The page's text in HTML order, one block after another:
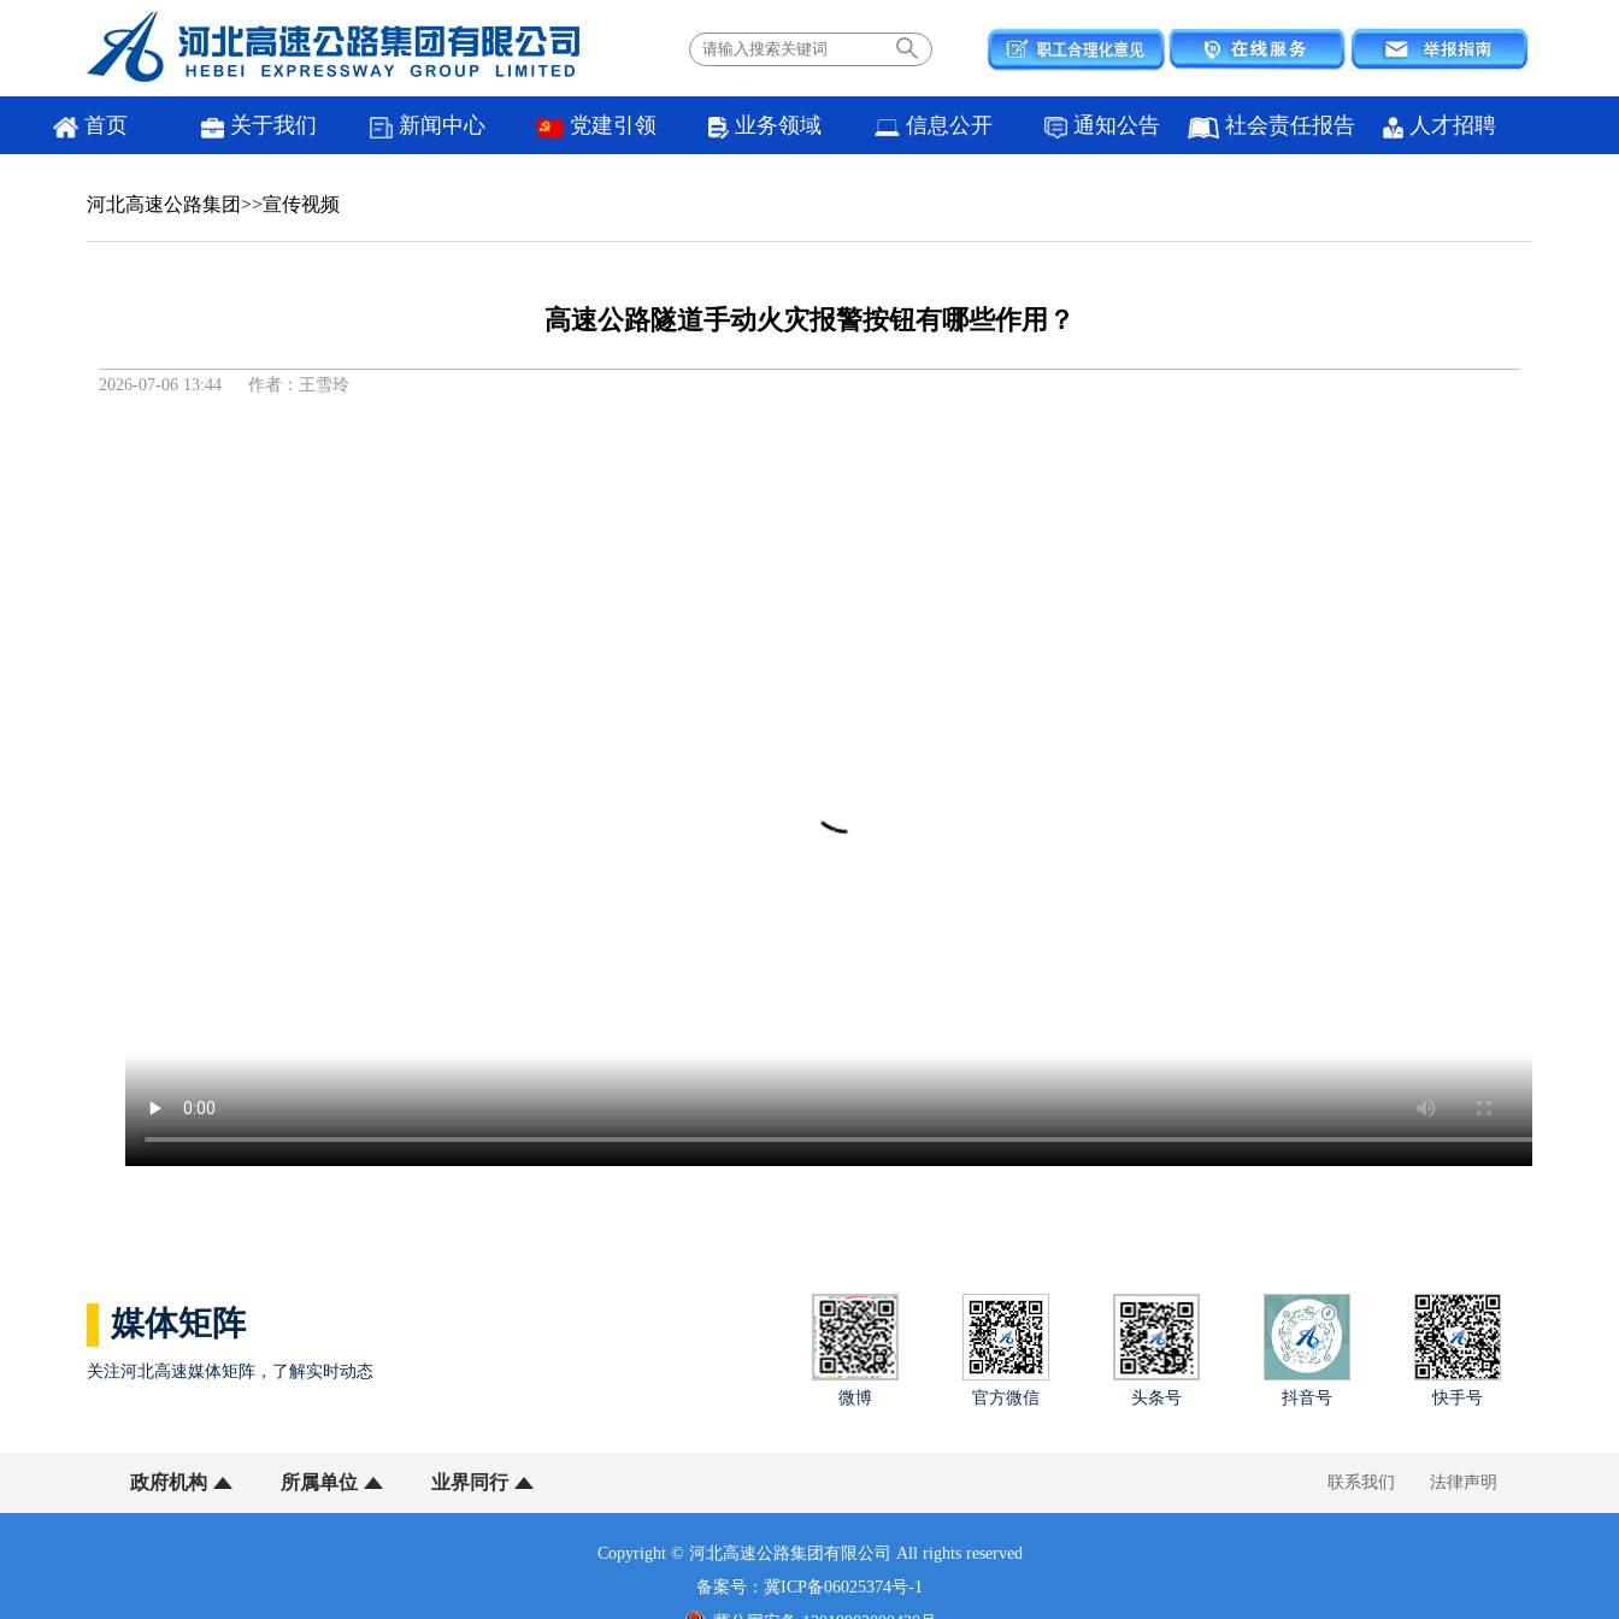
首页 关于我们 新闻中心 党建引领 业务领域 信息公开 通知公告 社会责任报告 人才招聘
河北高速公路集团>>宣传视频
高速公路隧道手动火灾报警按钮有哪些作用？
2026-07-06 13:44 作者：王雪玲
媒体矩阵
关注河北高速媒体矩阵，了解实时动态
微博
官方微信 头条号 抖音号 快手号
政府机构 所属单位 业界同行 联系我们 法律声明
Copyright © 河北高速公路集团有限公司 All rights reserved
备案号：冀ICP备06025374号-1